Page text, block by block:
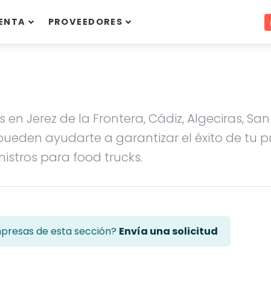
PROVEEDORES
Jerez de la Frontera, Cádiz, Algeciras, San
ayudarte a garantizar el éxito de tu
para food trucks.
de esta sección? Envía una solicitud